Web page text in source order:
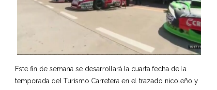
Este fin de semana se desarrollará la cuarta fecha de la
temporada del Turismo Carretera en el trazado nicoleño y